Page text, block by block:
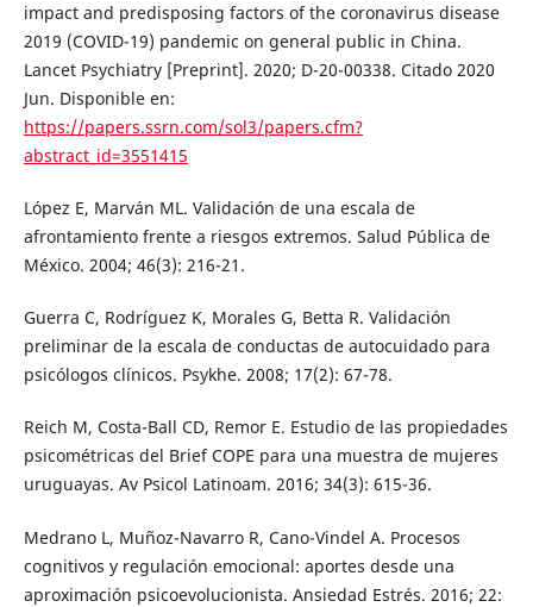
impact and predisposing factors of the coronavirus disease
2019 (COVID-19) pandemic on general public in China.
Lancet Psychiatry [Preprint]. 2020; D-20-00338. Citado 2020
Jun. Disponible en:
https://papers.ssrn.com/sol3/papers.cfm?
abstract_id=3551415
López E, Marván ML. Validación de una escala de
afrontamiento frente a riesgos extremos. Salud Pública de
México. 2004; 46(3): 216-21.
Guerra C, Rodríguez K, Morales G, Betta R. Validación
preliminar de la escala de conductas de autocuidado para
psicólogos clínicos. Psykhe. 2008; 17(2): 67-78.
Reich M, Costa-Ball CD, Remor E. Estudio de las propiedades
psicométricas del Brief COPE para una muestra de mujeres
uruguayas. Av Psicol Latinoam. 2016; 34(3): 615-36.
Medrano L, Muñoz-Navarro R, Cano-Vindel A. Procesos
cognitivos y regulación emocional: aportes desde una
aproximación psicoevolucionista. Ansiedad Estrés. 2016; 22: